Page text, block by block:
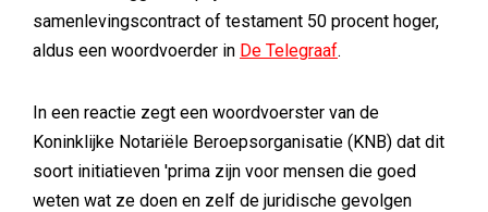
samenlevingscontract of testament 50 procent hoger,
aldus een woordvoerder in De Telegraaf.
In een reactie zegt een woordvoerster van de
Koninklijke Notariële Beroepsorganisatie (KNB) dat dit
soort initiatieven 'prima zijn voor mensen die goed
weten wat ze doen en zelf de juridische gevolgen